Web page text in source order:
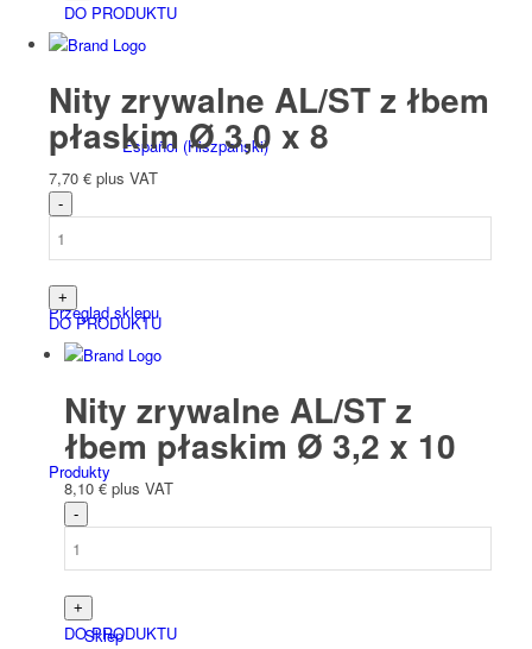
Español (Hiszpański)
Przegląd sklepu
Produkty
Sklep
DO PRODUKTU
Nity zrywalne AL/ST z łbem
płaskim Ø 3,0 x 8
7,70 € plus VAT
DO PRODUKTU
Nity zrywalne AL/ST z
łbem płaskim Ø 3,2 x 10
8,10 € plus VAT
DO PRODUKTU